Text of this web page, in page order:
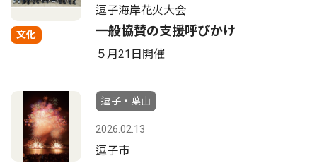
文化
逗子海岸花火大会
一般協賛の支援呼びかけ
５月21日開催
逗子・葉山
2026.02.13
逗子市